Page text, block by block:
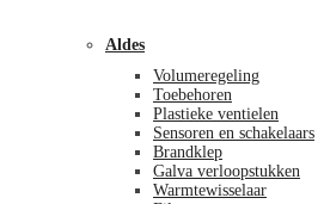
Aldes
Volumeregeling
Toebehoren
Plastieke ventielen
Sensoren en schakelaars
Brandklep
Galva verloopstukken
Warmtewisselaar